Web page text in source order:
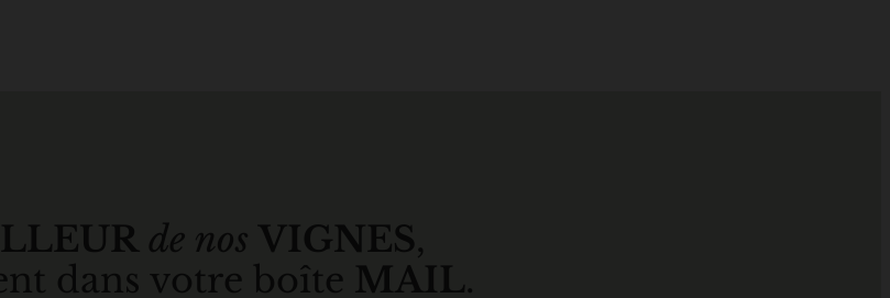
de nos VIGNES,
dans votre boîte MAIL.